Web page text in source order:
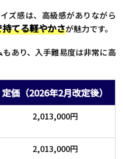
ズ感は、高級感がありながら
てる軽やかさが魅力です。
あり、入手難易度は非常に高
定価（2026年2月改定後）
2,013,000円
2,013,000円